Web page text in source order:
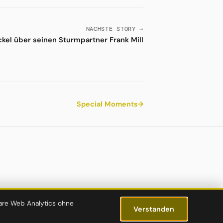
NÄCHSTE STORY →
über seinen Sturmpartner Frank Mill
Special Moments→
Web Analytics ohne
Verstanden